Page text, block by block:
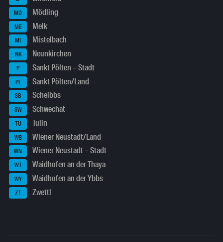
MD Mödling
ME Melk
MI Mistelbach
NK Neunkirchen
P Sankt Pölten – Stadt
PL Sankt Pölten/Land
SB Scheibbs
SW Schwechat
TU Tulln
WB Wiener Neustadt/Land
WN Wiener Neustadt – Stadt
WT Waidhofen an der Thaya
WY Waidhofen an der Ybbs
ZT Zwettl